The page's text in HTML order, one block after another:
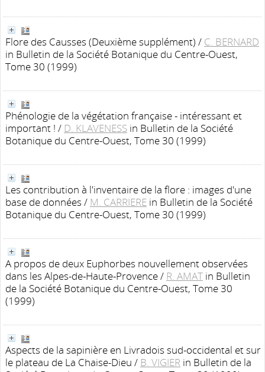
Flore des Causses (Deuxième supplément) / C. BERNARD
in Bulletin de la Société Botanique du Centre-Ouest,
Tome 30 (1999)
Phénologie de la végétation française - intéressant et
important ! / D. KLAVENESS in Bulletin de la Société
Botanique du Centre-Ouest, Tome 30 (1999)
Les contribution à l'inventaire de la flore : images d'une
base de données / M. CARRIERE in Bulletin de la Société
Botanique du Centre-Ouest, Tome 30 (1999)
A propos de deux Euphorbes nouvellement observées
dans les Alpes-de-Haute-Provence/ R. AMAT in Bulletin
de la Société Botanique du Centre-Ouest, Tome 30
(1999)
Aspects de la sapinière en Livradois sud-occidental et sur
le plateau de La Chaise-Dieu / B. VIGIER in Bulletin de la